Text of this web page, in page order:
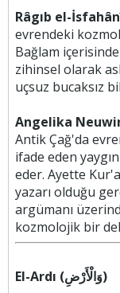
Râgıb el-
evrendeki
Bağlam
zihinsel olarak
uçsuz bucaksız
Angelika
Antik Çağ'da
ifade eden
eder. Ayette
yazarı olduğu
argümanı
kozmolojik bir
El-Ardı (وَالْأَرْضِ)